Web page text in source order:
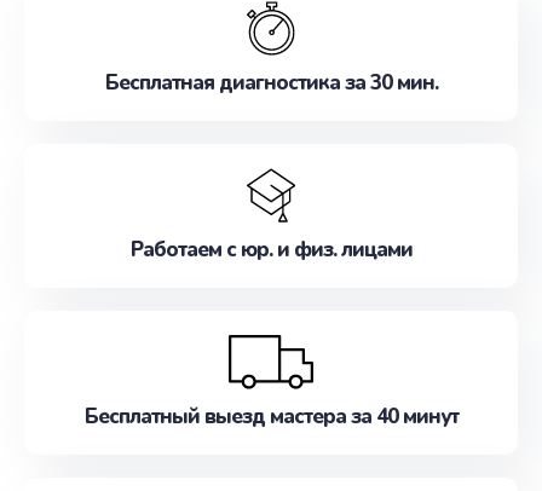
наилучшим образом. Не медлите записаться на
Бесплатная диагностика за 30 мин.
Работаем с юр. и физ. лицами
Бесплатный выезд мастера за 40 минут